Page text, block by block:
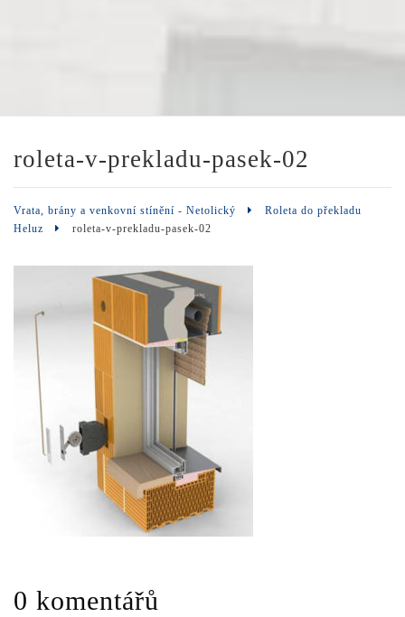
roleta-v-prekladu-pasek-02
Vrata, brány a venkovní stínění - Netolický
Roleta do překladu
Heluz
roleta-v-prekladu-pasek-02
0 komentářů